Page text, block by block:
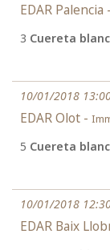
EDAR Palencia -
3 Cuereta
10/01/2018
EDAR Olot -
5 Cuereta
10/01/2018
EDAR Baix